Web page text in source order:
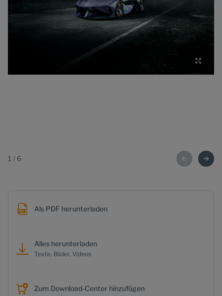
1 / 6
Als PDF herunterladen
Alles herunterladen
Texte, Bilder, Videos
Zum Download-Center hinzufügen